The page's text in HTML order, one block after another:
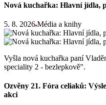
Nová kuchařka: Hlavní jídla,
5. 8. 2026 Média a knihy
Vyšla nová kuchařka paní
speciality 2 - bezlepkově".
Ozvěny 21. Fóra celiaků:
akci